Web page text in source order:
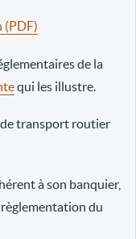
(PDF)
de la
qui les illustre.
transport routier
à son banquier,
du